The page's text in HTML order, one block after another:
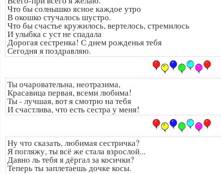
Что бы солнышко ясное каждое утро
В окошко стучалось шустро.
Что бы счастье кружилось, вертелось, стремилось
И улыбка с уст не спадала
Дорогая сестренка! С днем рожденья тебя
Сегодня я поздравляю.
Ты очаровательна, неотразима,
Красавица первая, всеми любима!
Ты - лучшая, вот я смотрю на тебя
И счастлива, что есть сестра у меня!
Ну что сказать, любимая сестричка?
Я погляжу, ты всё же стала взрослой...
Давно ль тебя я дёргал за косички?
Теперь ты заплетаешь дочке косы.